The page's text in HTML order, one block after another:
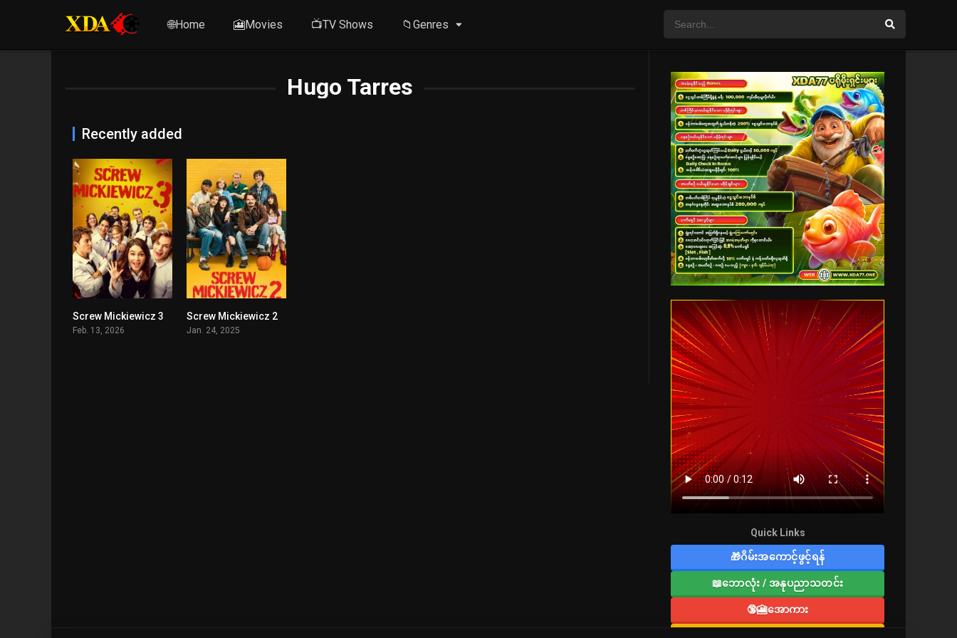
🌐Home 🎦Movies 📺TV Shows 📁Genres
Hugo Tarres
Recently added
0
Screw Mickiewicz 3
Feb. 13, 2026
5.9
Screw Mickiewicz 2
Jan. 24, 2025
Quick Links
🎁ဂိမ်းအကောင့်ဖွင့်ရန်
📖ဘောလုံး / အနုပညာသတင်း
🔞🎦အောကား